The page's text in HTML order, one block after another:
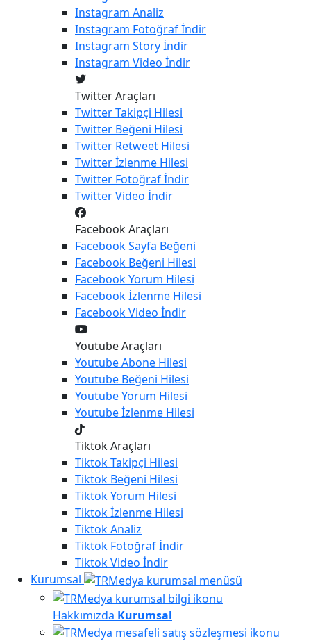
Instagram Analiz
Instagram Fotoğraf İndir
Instagram Story İndir
Instagram Video İndir
Twitter Araçları
TwitterTakipçi Hilesi
Twitter Beğeni Hilesi
Twitter Retweet Hilesi
Twitterİzlenme Hilesi
Twitter Fotoğraf İndir
TwitterVideo İndir
Facebook Araçları
FacebookSayfa Beğeni
Facebook Beğeni Hilesi
FacebookYorum Hilesi
Facebookİzlenme Hilesi
FacebookVideo İndir
Youtube Araçları
YoutubeAbone Hilesi
Youtube Beğeni Hilesi
YoutubeYorum Hilesi
Youtubeİzlenme Hilesi
Tiktok Araçları
TiktokTakipçi Hilesi
Tiktok Beğeni Hilesi
TiktokYorum Hilesi
Tiktokİzlenme Hilesi
TiktokAnaliz
Tiktok Fotoğraf İndir
TiktokVideo İndir
Kurumsal
Hakkımızda Kurumsal